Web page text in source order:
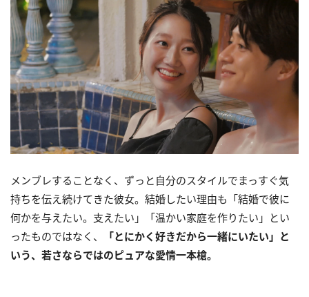
メンブレすることなく、ずっと自分のスタイルでまっすぐ気
持ちを伝え続けてきた彼女。結婚したい理由も「結婚で彼に
何かを与えたい。支えたい」「温かい家庭を作りたい」とい
ったものではなく、
「とにかく好きだから一緒にいたい」と
いう、若さならではのピュアな愛情一本槍。